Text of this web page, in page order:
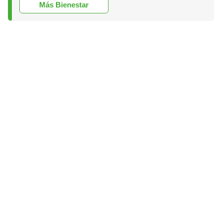
Más Bienestar